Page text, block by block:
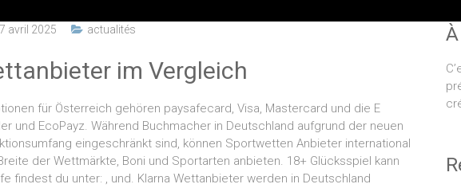
avril 2025 actualités
im Vergleich
für Österreich gehören paysafecard, Visa, Mastercard und die E
und EcoPayz. Während Buchmacher in Deutschland aufgrund der neuen
eingeschränkt sind, können Sportwetten Anbieter international
der Wettmärkte, Boni und Sportarten anbieten. 18+ Glücksspiel kann
findest du unter: , und. Klarna Wettanbieter werden in Deutschland